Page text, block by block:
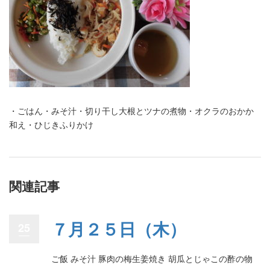
・ごはん・みそ汁・切り干し大根とツナの煮物・オクラのおかか
和え・ひじきふりかけ
関連記事
７月２５日（木）
ご飯 みそ汁 豚肉の梅生姜焼き 胡瓜とじゃこの酢の物